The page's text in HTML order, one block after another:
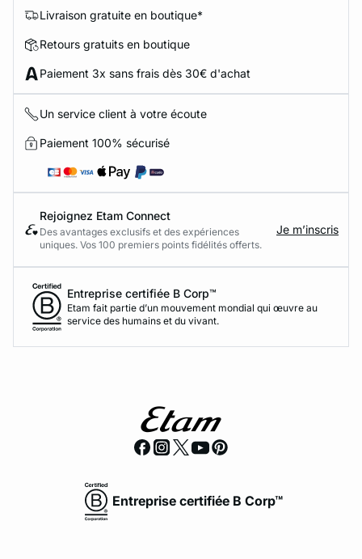
Livraison gratuite en boutique*
Retours gratuits en boutique
Paiement 3x sans frais dès 30€ d'achat
Un service client à votre écoute
Paiement 100% sécurisé
Rejoignez Etam Connect
Des avantages exclusifs et des expériences
uniques. Vos 100 premiers points fidélités offerts.
Je m’inscris
Entreprise certifiée B Corp™
Etam fait partie d’un mouvement mondial qui œuvre au
service des humains et du vivant.
Entreprise certifiée B Corp™